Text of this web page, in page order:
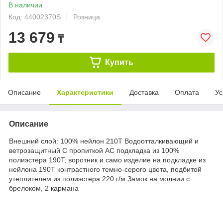
В наличии
Код: 44002370S
Розница
13 679 ₸
Купить
Описание Характеристики Доставка Оплата
Описание
Внешний слой: 100% нейлон 210Т Водоотталкивающий и
ветрозащитный С пропиткой АС подкладка из 100%
полиэстера 190T; воротник и само изделие на подкладке из
нейлона 190T контрастного темно-серого цвета, подбитой
утеплителем из полиэстера 220 г/м Замок на молнии с
брелоком, 2 кармана